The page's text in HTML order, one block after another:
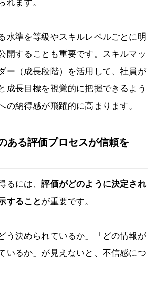
れます。
水準を等級やスキルレベルごとに明
開することも重要です。スキルマッ
ー（成長段階）を活用して、社員が
成長目標を視覚的に把握できるよう
の納得感が飛躍的に高まります。
ある評価プロセスが信頼を
るには、評価がどのように決定され
することが重要です。
う決められているか」「どの情報が
いるか」が見えないと、不信感につ